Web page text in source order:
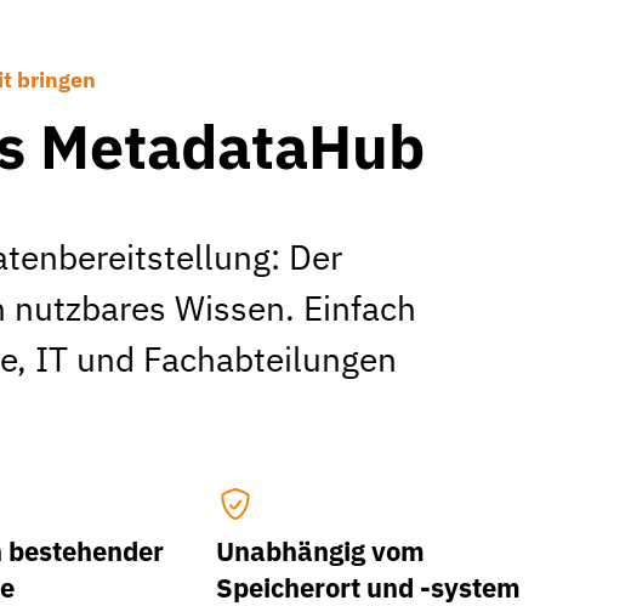
bringen
MetadataHub
Der
Wissen. Einfach
IT und Fachabteilungen
Unabhängig vom
Speicherort und -system